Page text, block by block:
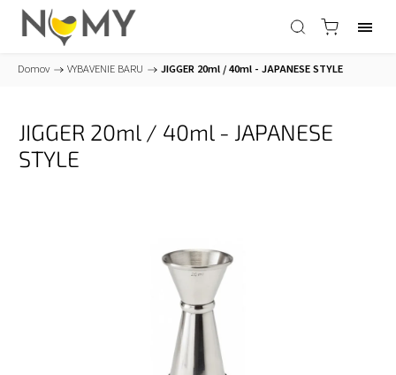
Domov / VYBAVENIE BARU / JIGGER 20ml / 40ml - JAPANESE STYLE
JIGGER 20ml / 40ml - JAPANESE
STYLE